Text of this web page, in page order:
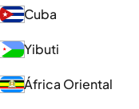
Cuba
Yibuti
África Oriental